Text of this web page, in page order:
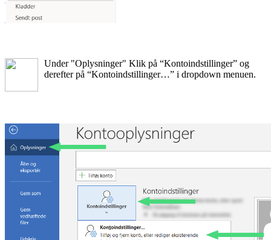
Under "Oplysninger" Klik på “Kontoindstillinger” og
derefter på “Kontoindstillinger…” i dropdown menuen.